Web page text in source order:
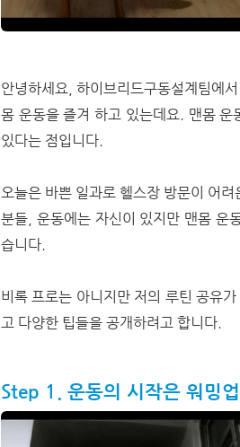
안녕하세요, 하이브리드구동설계팀에
몸 운동을 즐겨 하고 있는데요. 맨몸
있다는 점입니다.
오늘은 바쁜 일과로 헬스장 방문이 어
분들, 운동에는 자신이 있지만 맨몸 운
습니다.
비록 프로는 아니지만 저의 루틴 공유
고 다양한 팁들을 공개하려고 합니다.
Step 1. 운동의 시작은 워밍